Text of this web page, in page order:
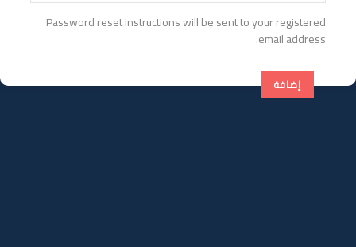
Password reset instructions will be sent to your registered
email address.